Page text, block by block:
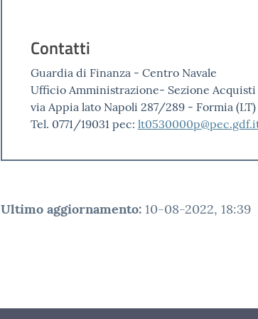
Contatti
Guardia di Finanza - Centro Navale
Ufficio Amministrazione- Sezione Acquisti
via Appia lato Napoli 287/289 - Formia (LT)
Tel. 0771/19031 pec:
Ultimo aggiornamento: 10-08-2022, 18:39